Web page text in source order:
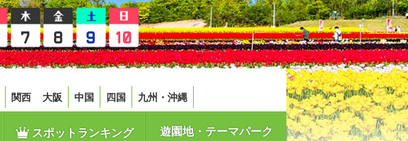
関西 大阪 中国 四国 九州・沖縄
スポットランキング 遊園地・テーマパーク